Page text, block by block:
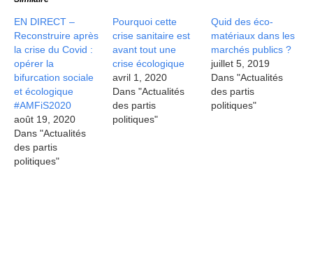
EN DIRECT –
Reconstruire après
la crise du Covid :
opérer la
bifurcation sociale
et écologique
#AMFiS2020
août 19, 2020
Dans "Actualités
des partis
politiques"
Pourquoi cette
crise sanitaire est
avant tout une
crise écologique
avril 1, 2020
Dans "Actualités
des partis
politiques"
Quid des éco-
matériaux dans les
marchés publics ?
juillet 5, 2019
Dans "Actualités
des partis
politiques"